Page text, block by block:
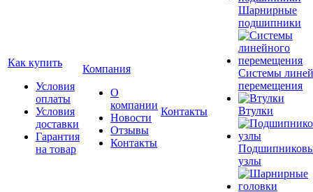
Как купить
Условия
оплаты
Условия
доставки
Гарантия
на товар
Компания
О
компании
Новости
Отзывы
Контакты
Контакты
Шарнирные
подшипники
Системы
перемещения
Втулки
узлы